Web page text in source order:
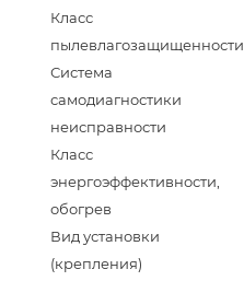
Класс
пылевлагозащищенности
Система
самодиагностики
неисправности
Класс
энергоэффективности,
обогрев
Вид установки
(крепления)